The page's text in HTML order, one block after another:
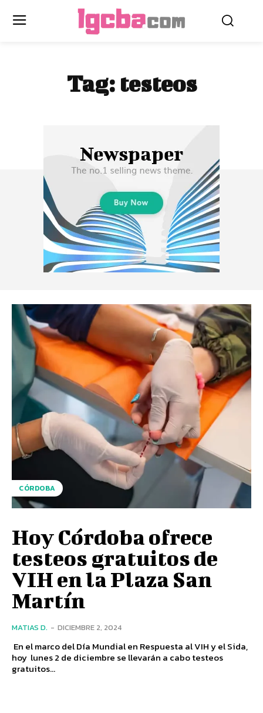
Tag: testeos
CÓRDOBA
Hoy Córdoba ofrece
testeos gratuitos de
VIH en la Plaza San
Martín
MATIAS D. - DICIEMBRE 2, 2024
En el marco del Día Mundial en Respuesta al VIH y el Sida,
hoy lunes 2 de diciembre se llevarán a cabo testeos
gratuitos...